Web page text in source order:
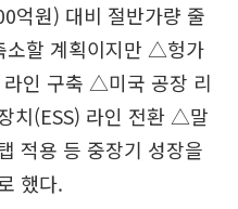
억원) 대비 절반가량 줄
소할 계획이지만 △헝가
인 구축 △미국 공장 리
치(ESS) 라인 전환 △말
적용 등 중장기 성장을
했다.